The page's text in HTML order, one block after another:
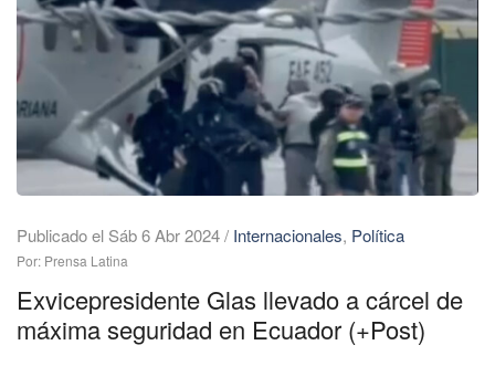
Publicado el Sáb 6 Abr 2024/ Internacionales, Política
Por: Prensa Latina
Exvicepresidente Glas llevado a cárcel de
máxima seguridad en Ecuador (+Post)